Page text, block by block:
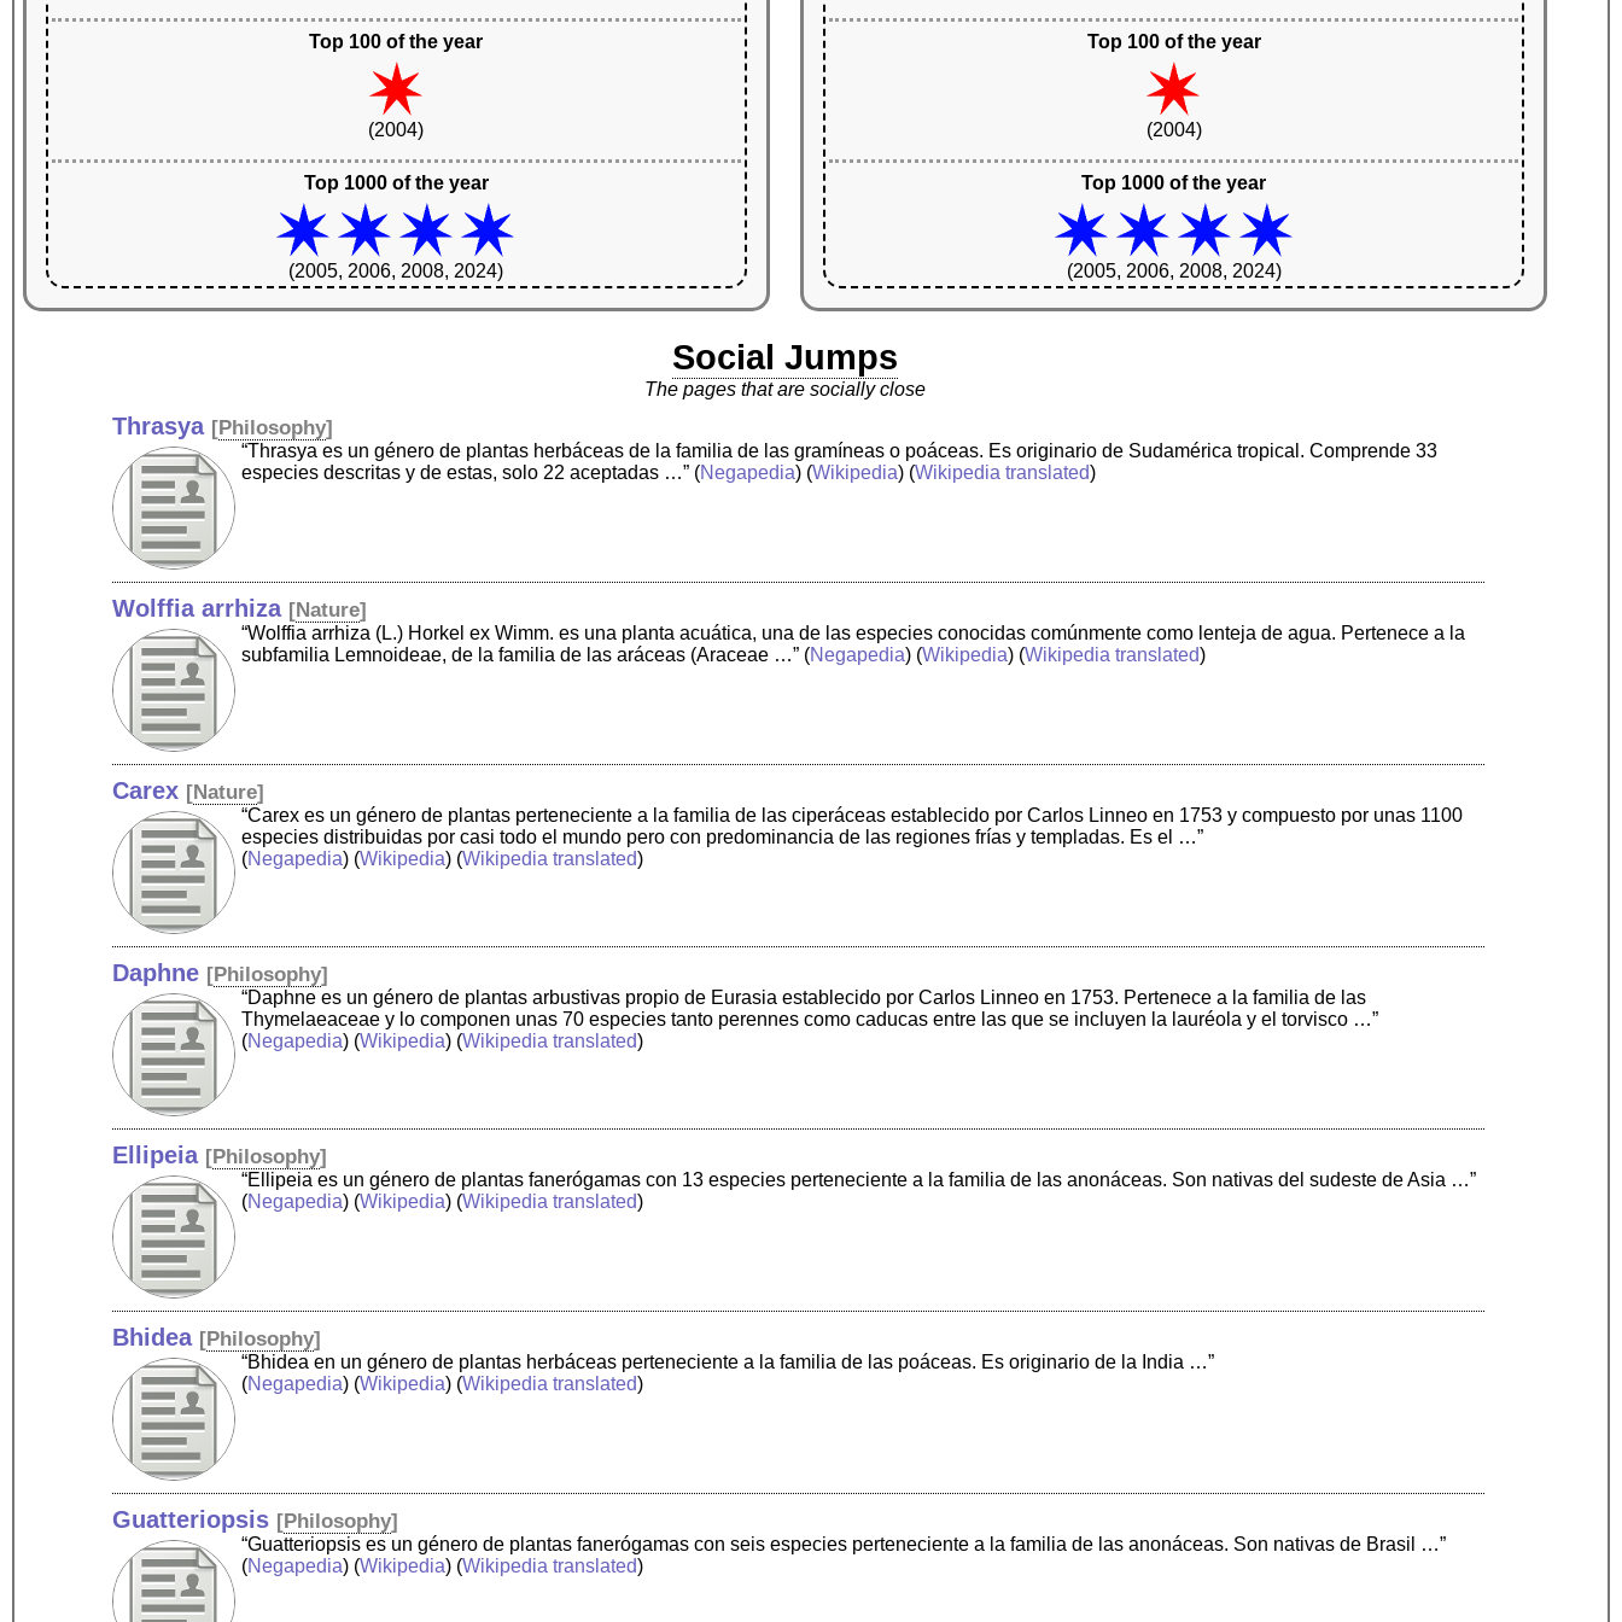
Top 100 of the year
(2004)
Top 1000 of the year
(2005, 2006, 2008, 2024)
Top 100 of the year
(2004)
Top 1000 of the year
(2005, 2006, 2008, 2024)
Social Jumps
The pages that are socially close
Thrasya [Philosophy]
“Thrasya es un género de plantas herbáceas de la familia de las gramíneas o poáceas. Es originario de Sudamérica tropical. Comprende 33
especies descritas y de estas, solo 22 aceptadas …” (Negapedia) (Wikipedia) (Wikipedia translated)
Wolffia arrhiza [Nature]
“Wolffia arrhiza (L.) Horkel ex Wimm. es una planta acuática, una de las especies conocidas comúnmente como lenteja de agua. Pertenece a la
subfamilia Lemnoideae, de la familia de las aráceas (Araceae …” (Negapedia) (Wikipedia) (Wikipedia translated)
Carex [Nature]
“Carex es un género de plantas perteneciente a la familia de las ciperáceas establecido por Carlos Linneo en 1753 y compuesto por unas 1100
especies distribuidas por casi todo el mundo pero con predominancia de las regiones frías y templadas. Es el …”
(Negapedia) (Wikipedia) (Wikipedia translated)
Daphne [Philosophy]
“Daphne es un género de plantas arbustivas propio de Eurasia establecido por Carlos Linneo en 1753. Pertenece a la familia de las
Thymelaeaceae y lo componen unas 70 especies tanto perennes como caducas entre las que se incluyen la lauréola y el torvisco …”
(Negapedia) (Wikipedia) (Wikipedia translated)
Ellipeia [Philosophy]
“Ellipeia es un género de plantas fanerógamas con 13 especies perteneciente a la familia de las anonáceas. Son nativas del sudeste de Asia …”
(Negapedia) (Wikipedia) (Wikipedia translated)
Bhidea [Philosophy]
“Bhidea en un género de plantas herbáceas perteneciente a la familia de las poáceas. Es originario de la India …”
(Negapedia) (Wikipedia) (Wikipedia translated)
Guatteriopsis [Philosophy]
“Guatteriopsis es un género de plantas fanerógamas con seis especies perteneciente a la familia de las anonáceas. Son nativas de Brasil …”
(Negapedia) (Wikipedia) (Wikipedia translated)